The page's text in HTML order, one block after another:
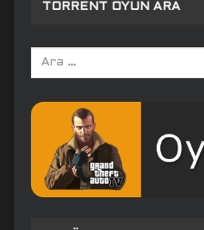
TORRENT OYUN ARA
Arama
yap: